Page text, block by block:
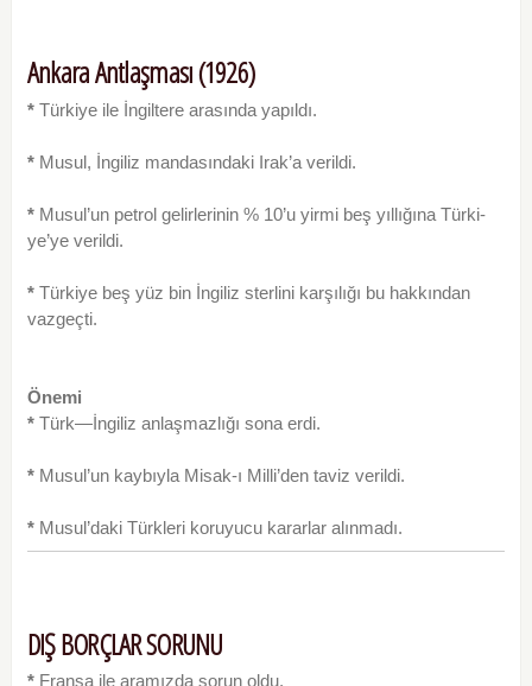
Ankara Antlaşması (1926)
* Türkiye ile İngiltere arasında yapıldı.
* Musul, İngiliz mandasındaki Irak’a verildi.
* Musul’un petrol gelirlerinin % 10’u yirmi beş yıllığına Türki­
ye’ye verildi.
* Türkiye beş yüz bin İngiliz sterlini karşılığı bu hakkından
vaz­geçti.
Önemi
* Türk—İngiliz anlaşmazlığı sona erdi.
* Musul’un kaybıyla Misak-ı Milli’den taviz verildi.
* Musul’daki Türkleri koruyucu kararlar alınmadı.
DIŞ BORÇLAR SORUNU
* Fransa ile aramızda sorun oldu.